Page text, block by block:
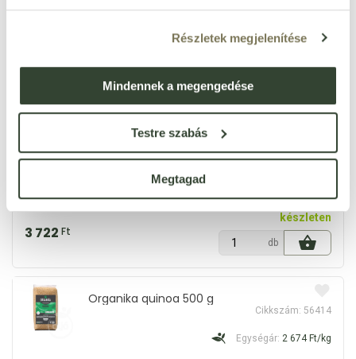
Részletek megjelenítése
Mindennek a megengedése
Testre szabás
Megtagad
Cikkszám: 58355
Egységár:11 232 Ft/l
készleten
Organika
feketeköménymag olaj 100
Cikkszám: 58358
3 722 Ft
készleten
db
Organika quinoa 500 g
Cikkszám: 56414
Egységár: 2 674 Ft/kg